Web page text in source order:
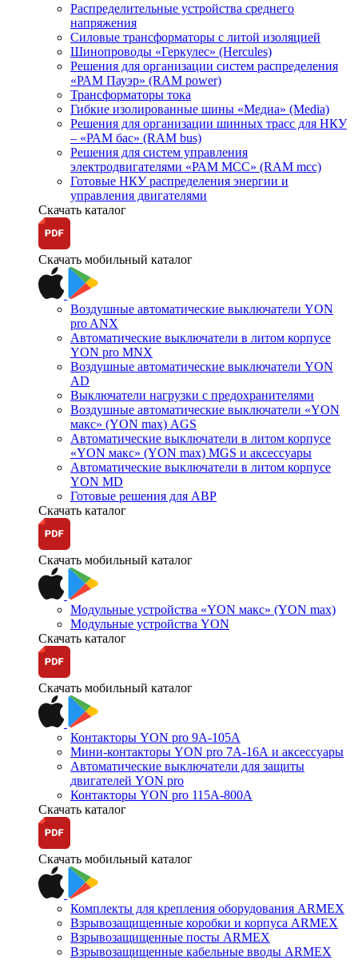
Распределительные устройства среднего
напряжения
Силовые трансформаторы с литой изоляцией
Шинопроводы «Геркулес» (Hercules)
Решения для организации систем распределения
«РАМ Пауэр» (RAM power)
Трансформаторы тока
Гибкие изолированные шины «Медиа» (Media)
Решения для организации шинных трасс для НКУ
– «РАМ бас» (RAM bus)
Решения для систем управления
электродвигателями «РАМ МСС» (RAM mcc)
Готовые НКУ распределения энергии и
управления двигателями
Скачать каталог
Скачать мобильный каталог
Воздушные автоматические выключатели YON
pro ANX
Автоматические выключатели в литом корпусе
YON pro MNX
Воздушные автоматические выключатели YON
AD
Выключатели нагрузки с предохранителями
Воздушные автоматические выключатели «YON
макс» (YON max) AGS
Автоматические выключатели в литом корпусе
«YON макс» (YON max) MGS и аксессуары
Автоматические выключатели в литом корпусе
YON MD
Готовые решения для АВР
Скачать каталог
Скачать мобильный каталог
Модульные устройства «YON макс» (YON max)
Модульные устройства YON
Скачать каталог
Скачать мобильный каталог
Контакторы YON pro 9А-105А
Мини-контакторы YON pro 7А-16А и аксессуары
Автоматические выключатели для защиты
двигателей YON pro
Контакторы YON pro 115А-800А
Скачать каталог
Скачать мобильный каталог
Комплекты для крепления оборудования ARMEX
Взрывозащищенные коробки и корпуса ARMEX
Взрывозащищенные посты ARMEX
Взрывозащищенные кабельные вводы ARMEX